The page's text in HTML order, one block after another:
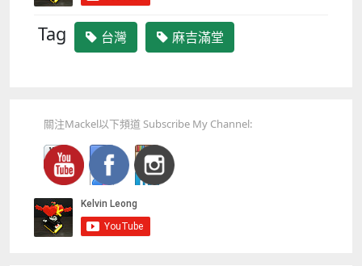
Tag 台灣 麻吉滿堂
關注Mackel以下頻道 Subscribe My Channel: